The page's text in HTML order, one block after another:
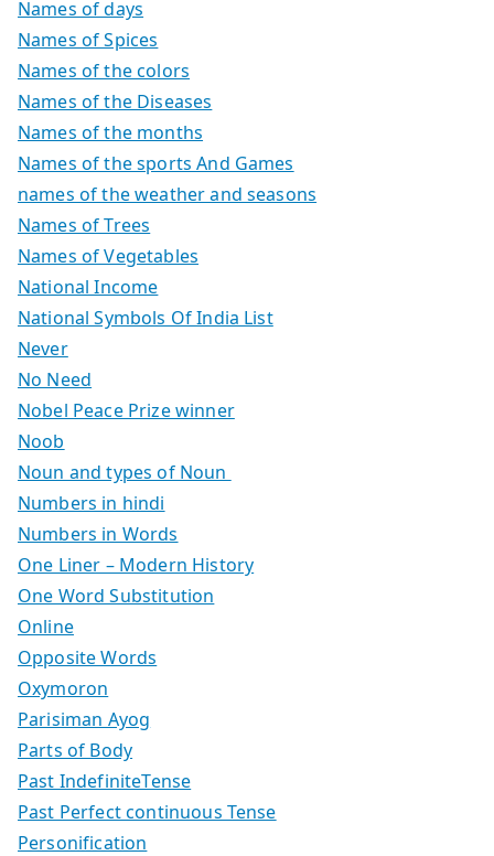
Names of days
Names of Spices
Names of the colors
Names of the Diseases
Names of the months
Names of the sports And Games
names of the weather and seasons
Names of Trees
Names of Vegetables
National Income
National Symbols Of India List
Never
No Need
Nobel Peace Prize winner
Noob
Noun and types of Noun
Numbers in hindi
Numbers in Words
One Liner – Modern History
One Word Substitution
Online
Opposite Words
Oxymoron
Parisiman Ayog
Parts of Body
Past IndefiniteTense
Past Perfect continuous Tense
Personification